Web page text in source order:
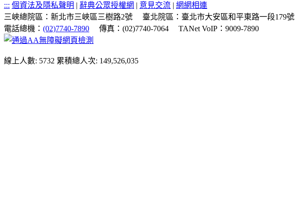
::: 個資法及隱私聲明 | 辭典公眾授權網 | 意見交流 | 網網相連
三峽總院區：新北市三峽區三樹路2號
臺北院區：臺北市大安區和平東路一段179號
電話總機： (02)7740-7890 傳真：(02)7740-7064 TANet VoIP：9009-7890
線上人數: 5732 累積總人次: 149,526,035